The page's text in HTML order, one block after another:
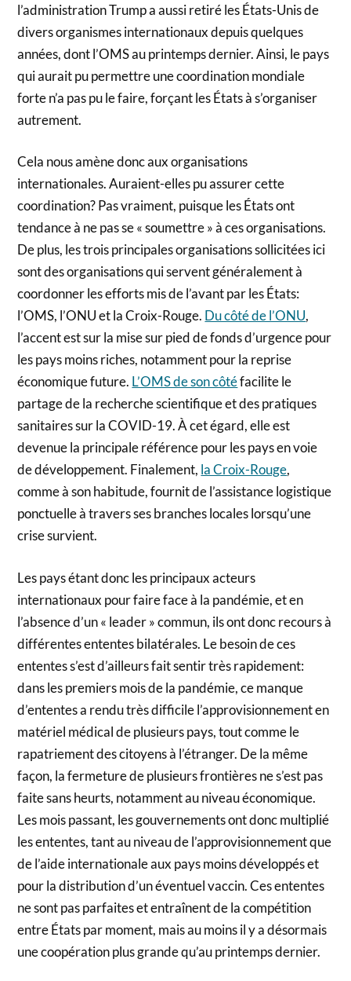
l’administration Trump a aussi retiré les États-Unis de
divers organismes internationaux depuis quelques
années, dont l’OMS au printemps dernier. Ainsi, le pays
qui aurait pu permettre une coordination mondiale
forte n’a pas pu le faire, forçant les États à s’organiser
autrement.
Cela nous amène donc aux organisations
internationales. Auraient-elles pu assurer cette
coordination? Pas vraiment, puisque les États ont
tendance à ne pas se « soumettre » à ces organisations.
De plus, les trois principales organisations sollicitées ici
sont des organisations qui servent généralement à
coordonner les efforts mis de l’avant par les États:
l’OMS, l’ONU et la Croix-Rouge. Du côté de l’ONU,
l’accent est sur la mise sur pied de fonds d’urgence pour
les pays moins riches, notamment pour la reprise
économique future. L’OMS de son côtéfacilite le
partage de la recherche scientifique et des pratiques
sanitaires sur la COVID-19. À cet égard, elle est
devenue la principale référence pour les pays en voie
de développement. Finalement, la Croix-Rouge,
comme à son habitude, fournit de l’assistance logistique
ponctuelle à travers ses branches locales lorsqu’une
crise survient.
Les pays étant donc les principaux acteurs
internationaux pour faire face à la pandémie, et en
l’absence d’un « leader » commun, ils ont donc recours à
différentes ententes bilatérales. Le besoin de ces
ententes s’est d’ailleurs fait sentir très rapidement:
dans les premiers mois de la pandémie, ce manque
d’ententes a rendu très difficile l’approvisionnement en
matériel médical de plusieurs pays, tout comme le
rapatriement des citoyens à l’étranger. De la même
façon, la fermeture de plusieurs frontières ne s’est pas
faite sans heurts, notamment au niveau économique.
Les mois passant, les gouvernements ont donc multiplié
les ententes, tant au niveau de l’approvisionnement que
de l’aide internationale aux pays moins développés et
pour la distribution d’un éventuel vaccin. Ces ententes
ne sont pas parfaites et entraînent de la compétition
entre États par moment, mais au moins il y a désormais
une coopération plus grande qu’au printemps dernier.